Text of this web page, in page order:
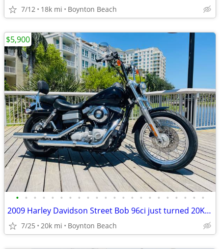
7/12 18k mi Boynton Beach
• • • • • • • • • • • • • • • • • • • • • •
2009 Harley Davidson Street Bob 96ci just turned 20K FINANCING
7/25 20k mi Boynton Beach
$5,900